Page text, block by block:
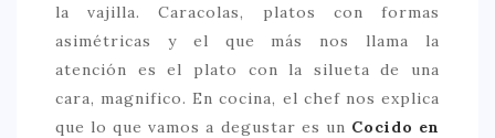
la vajilla. Caracolas, platos con formas
asimétricas y el que más nos llama la
atención es el plato con la silueta de una
cara, magnifico. En cocina, el chef nos explica
que lo que vamos a degustar es un Cocido en